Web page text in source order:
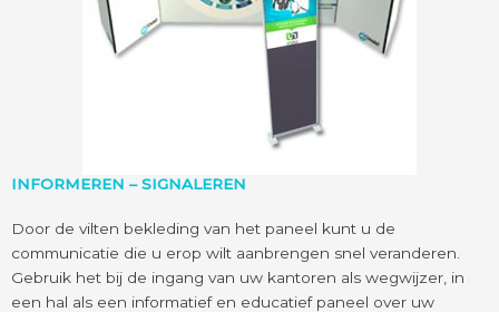
INFORMEREN – SIGNALEREN
Door de vilten bekleding van het paneel kunt u de
communicatie die u erop wilt aanbrengen snel veranderen.
Gebruik het bij de ingang van uw kantoren als wegwijzer, in
een hal als een informatief en educatief paneel over uw